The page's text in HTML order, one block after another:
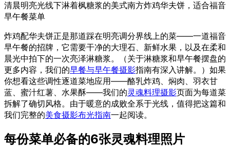
清晨明亮光线下淋着枫糖浆的美式南方炸鸡华夫饼，适合福音
早午餐菜单
炸鸡配华夫饼正是那道踩在明亮调分界线上的菜——一道福音
早午餐的招牌，它需要干净的大理石、新鲜水果，以及在柔和
晨光中拍下的一次亮泽淋糖浆。（关于淋糖浆和早午餐摆盘的
更多内容，我们的早餐与早午餐摄影指南有深入讲解。）如果
你想看这些调性逐道菜地应用——酪乳炸鸡、焖肉、羽衣甘
蓝、蜜汁红薯、水果酥——我们的灵魂料理摄影页面为每道菜
拆解了确切风格。由于暖意的成败全系于光线，值得把这篇和
我们完整的美食摄影布光指南一起阅读。
每份菜单必备的6张灵魂料理照片